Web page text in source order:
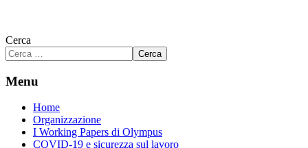
Cerca
Cerca
Menu
Home
Organizzazione
I Working Papers di Olympus
COVID-19 e sicurezza sul lavoro